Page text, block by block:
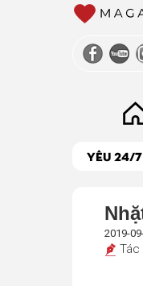
YÊU 24/7
2019-
Tác